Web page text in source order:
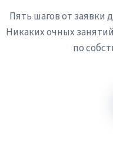
Пять шагов от заявки
Никаких очных
по